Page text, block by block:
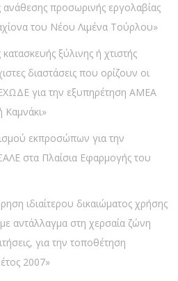
ανάθεσης προσωρινής εργολαβίας
του Νέου Λιμένα Τούρλου»
κατασκευής ξύλινης ή χτιστής
διαστάσεις που ορίζουν οι
για την εξυπηρέτηση ΑΜΕΑ
Καμνάκι»
εκπροσώπων για την
στα Πλαίσια Εφαρμογής του
ιδιαίτερου δικαιώματος χρήσης
αντάλλαγμα στη χερσαία ζώνη
για την τοποθέτηση
2007»